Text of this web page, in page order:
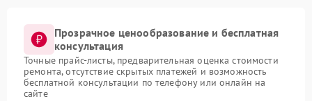
Прозрачное ценообразование и бесплатная
консультация
Точные прайс-листы, предварительная оценка стоимости
ремонта, отсутствие скрытых платежей и возможность
бесплатной консультации по телефону или онлайн на
сайте